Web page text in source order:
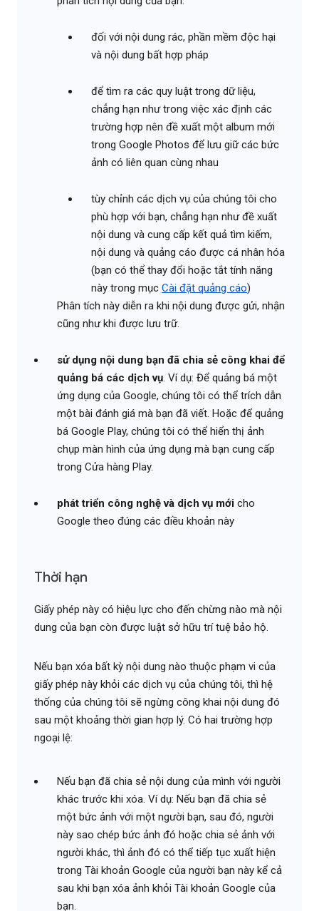
đối với nội dung rác, phần mềm độc hại
và nội dung bất hợp pháp
để tìm ra các quy luật trong dữ liệu,
chẳng hạn như trong việc xác định các
trường hợp nên đề xuất một album mới
trong Google Photos để lưu giữ các bức
ảnh có liên quan cùng nhau
tùy chỉnh các dịch vụ của chúng tôi cho
phù hợp với bạn, chẳng hạn như đề xuất
nội dung và cung cấp kết quả tìm kiếm,
nội dung và quảng cáo được cá nhân hóa
(bạn có thể thay đổi hoặc tắt tính năng
này trong mục Cài đặt quảng cáo)
Phân tích này diễn ra khi nội dung được gửi, nhận
cũng như khi được lưu trữ.
sử dụng nội dung bạn đã chia sẻ công khai để
quảng bá các dịch vụ. Ví dụ: Để quảng bá một
ứng dụng của Google, chúng tôi có thể trích dẫn
một bài đánh giá mà bạn đã viết. Hoặc để quảng
bá Google Play, chúng tôi có thể hiển thị ảnh
chụp màn hình của ứng dụng mà bạn cung cấp
trong Cửa hàng Play.
phát triển công nghệ và dịch vụ mới cho
Google theo đúng các điều khoản này
Thời hạn
Giấy phép này có hiệu lực cho đến chừng nào mà nội
dung của bạn còn được luật sở hữu trí tuệ bảo hộ.
Nếu bạn xóa bất kỳ nội dung nào thuộc phạm vi của
giấy phép này khỏi các dịch vụ của chúng tôi, thì hệ
thống của chúng tôi sẽ ngừng công khai nội dung đó
sau một khoảng thời gian hợp lý. Có hai trường hợp
ngoại lệ:
Nếu bạn đã chia sẻ nội dung của mình với người
khác trước khi xóa. Ví dụ: Nếu bạn đã chia sẻ
một bức ảnh với một người bạn, sau đó, người
này sao chép bức ảnh đó hoặc chia sẻ ảnh với
người khác, thì ảnh đó có thể tiếp tục xuất hiện
trong Tài khoản Google của người bạn này kể cả
sau khi bạn xóa ảnh khỏi Tài khoản Google của
bạn.